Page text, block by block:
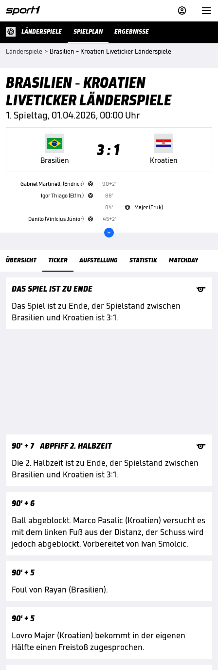


LÄNDERSPIELE SPIELPLAN ERGEBNISSE
Länderspiele > Brasilien - Kroatien Liveticker Länderspiele
BRASILIEN - KROATIEN
LIVETICKER LÄNDERSPIELE
1. Spieltag, 01.04.2026, 00:00 Uhr
Brasilien
3 : 1
Kroatien
Gabriel Martinelli (Endrick) 
90+2'
Igor Thiago (Elfm.)

88'
84'

Majer (Fruk)
Danilo (Vinícius Júnior)
 45+2'

ÜBERSICHT TICKER AUFSTELLUNG STATISTIK MATCHDAY
ÜbersichtTicker
DAS SPIEL IST ZU ENDE

Das Spiel ist zu Ende, der Spielstand zwischen
Brasilien und Kroatien ist 3:1.
90'+ 7 ABPFIFF 2. HALBZEIT

Die 2. Halbzeit ist zu Ende, der Spielstand zwischen
Brasilien und Kroatien ist 3:1.
90'+ 6
Ball abgeblockt. Marco Pasalic (Kroatien) versucht es
mit dem linken Fuß aus der Distanz, der Schuss wird
jedoch abgeblockt. Vorbereitet von Ivan Smolcic.
90'+ 5
Foul von Rayan (Brasilien).
90'+ 5
Lovro Majer (Kroatien) bekommt in der eigenen
Hälfte einen Freistoß zugesprochen.